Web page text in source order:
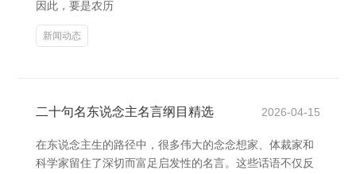
因此，要是农历
新闻动态
二十句名东说念主名言纲目精选 2026-04-15
在东说念主生的路径中，很多伟大的念念想家、体裁家和
科学家留住了深切而富足启发性的名言。这些话语不仅反